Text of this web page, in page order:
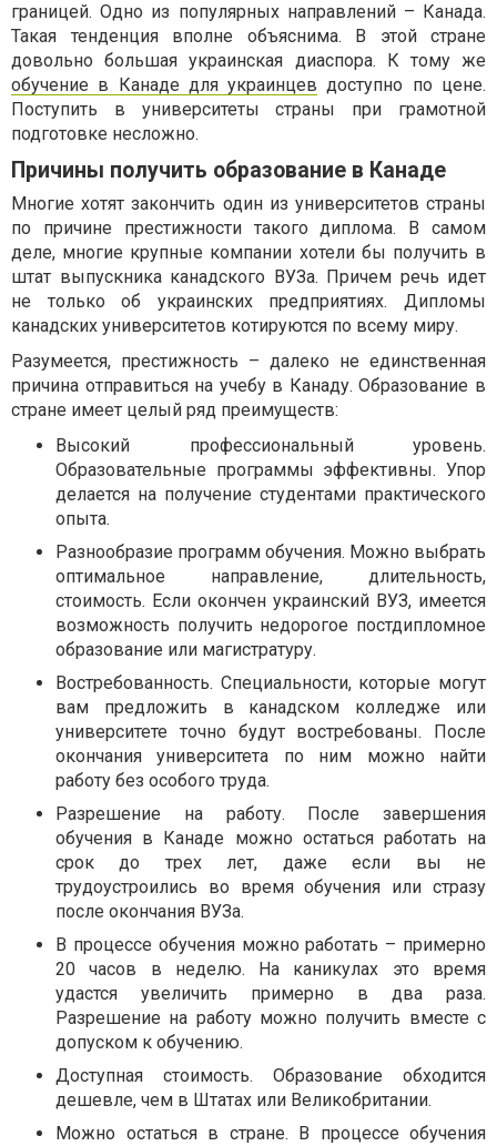
границей. Одно из популярных направлений – Канада.
Такая тенденция вполне объяснима. В этой стране
довольно большая украинская диаспора. К тому же
обучение в Канаде для украинцев доступно по цене.
Поступить в университеты страны при грамотной
подготовке несложно.
Причины получить образование в Канаде
Многие хотят закончить один из университетов страны
по причине престижности такого диплома. В самом
деле, многие крупные компании хотели бы получить в
штат выпускника канадского ВУЗа. Причем речь идет
не только об украинских предприятиях. Дипломы
канадских университетов котируются по всему миру.
Разумеется, престижность – далеко не единственная
причина отправиться на учебу в Канаду. Образование в
стране имеет целый ряд преимуществ:
Высокий профессиональный уровень.
Образовательные программы эффективны. Упор
делается на получение студентами практического
опыта.
Разнообразие программ обучения. Можно выбрать
оптимальное направление, длительность,
стоимость. Если окончен украинский ВУЗ, имеется
возможность получить недорогое постдипломное
образование или магистратуру.
Востребованность. Специальности, которые могут
вам предложить в канадском колледже или
университете точно будут востребованы. После
окончания университета по ним можно найти
работу без особого труда.
Разрешение на работу. После завершения
обучения в Канаде можно остаться работать на
срок до трех лет, даже если вы не
трудоустроились во время обучения или стразу
после окончания ВУЗа.
В процессе обучения можно работать – примерно
20 часов в неделю. На каникулах это время
удастся увеличить примерно в два раза.
Разрешение на работу можно получить вместе с
допуском к обучению.
Доступная стоимость. Образование обходится
дешевле, чем в Штатах или Великобритании.
Можно остаться в стране. В процессе обучения